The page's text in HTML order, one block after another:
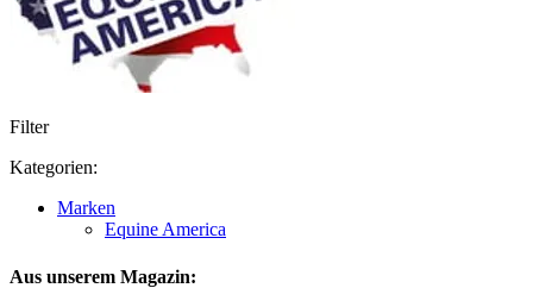
Filter
Kategorien:
Marken
Equine America
Aus unserem Magazin: